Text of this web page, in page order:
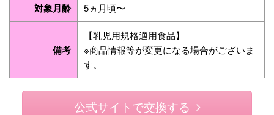
対象月齢 5ヵ月頃〜
備考
【乳児用規格適用食品】
※商品情報等が変更になる場合がございま
す。
公式サイトで交換する